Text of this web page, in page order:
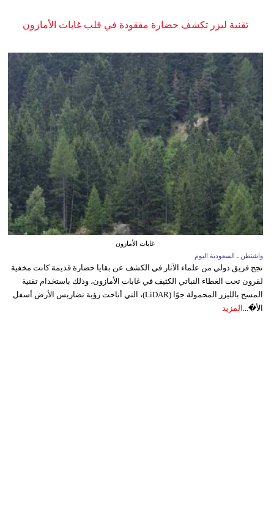
تقنية ليزر تكشف حضارة مفقودة في قلب غابات الأمازون
غابات الأمازون
واشنطن ـ السعودية اليوم
نجح فريق دولي من علماء الآثار في الكشف عن بقايا حضارة قديمة كانت مخفية
لقرون تحت الغطاء النباتي الكثيف في غابات الأمازون، وذلك باستخدام تقنية
المسح بالليزر المحمولة جوًا (LiDAR)، التي أتاحت رؤية تضاريس الأرض أسفل
الأ�... المزيد